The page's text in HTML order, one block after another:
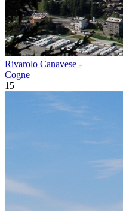
Rivarolo Canavese -
Cogne
15